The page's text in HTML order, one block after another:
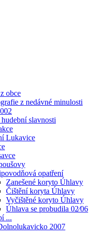
obce
z nedávné minulosti
slavnosti
Lukavice
opatření
Zanešené koryto Úhlavy
Čištění koryta Úhlavy
Vyčištěné koryto Úhlavy
Úhlava se probudila 02⁄06
...
2007